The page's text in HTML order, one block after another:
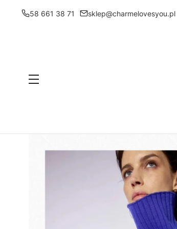
58 661 38 71 sklep@charmelovesyou.pl
Menu